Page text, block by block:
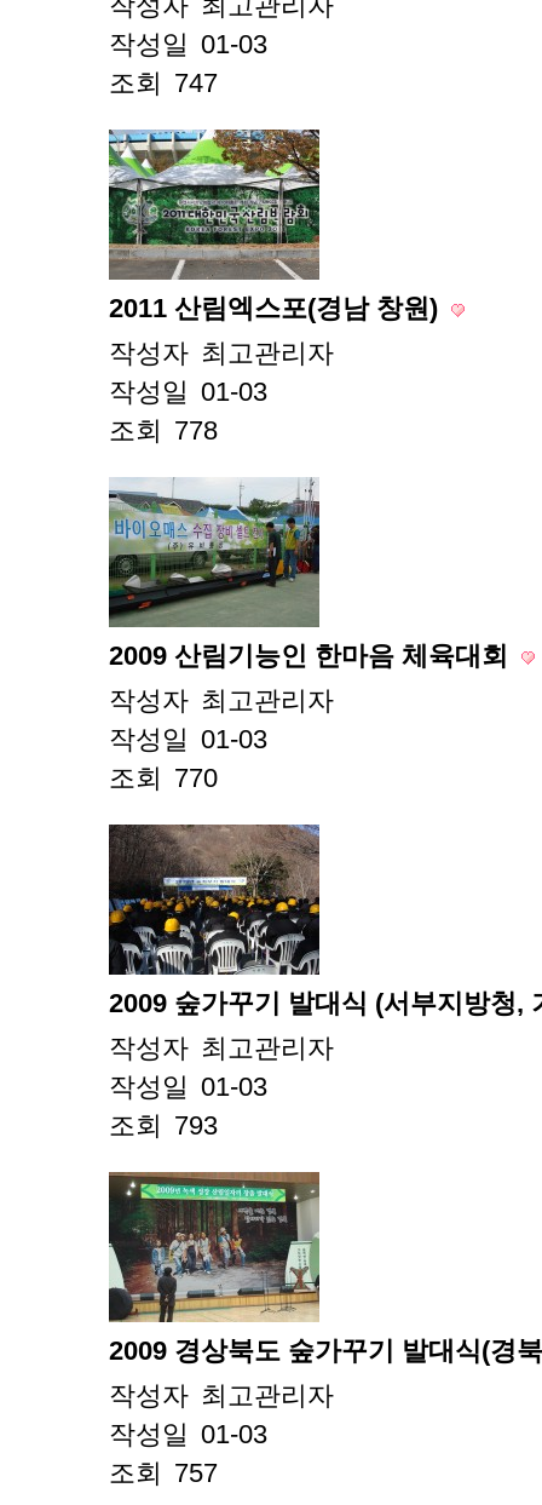
작성일 01-03
조회 747
2011 산림엑스포(경남 창원)
작성자 최고관리자
작성일 01-03
조회 778
2009 산림기능인 한마음 체육대회
작성자 최고관리자
작성일 01-03
조회 770
2009 숲가꾸기 발대식 (서부지방청,
작성자 최고관리자
작성일 01-03
조회 793
2009 경상북도 숲가꾸기 발대식(경
작성자 최고관리자
작성일 01-03
조회 757